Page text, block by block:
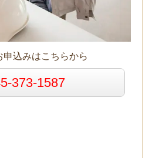
申込みはこちらから
373-1587